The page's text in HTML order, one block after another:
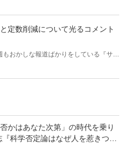
定数削減について光るコメント
もおかしな報道ばかりをしている『サン
かはあなた次第」の時代を乗り